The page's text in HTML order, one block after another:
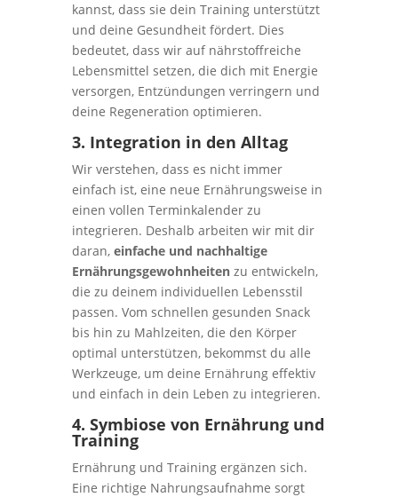
kannst, dass sie dein Training unterstützt
und deine Gesundheit fördert. Dies
bedeutet, dass wir auf nährstoffreiche
Lebensmittel setzen, die dich mit Energie
versorgen, Entzündungen verringern und
deine Regeneration optimieren.
3. Integration in den Alltag
Wir verstehen, dass es nicht immer
einfach ist, eine neue Ernährungsweise in
einen vollen Terminkalender zu
integrieren. Deshalb arbeiten wir mit dir
daran, einfache und nachhaltige
Ernährungsgewohnheitenzu entwickeln,
die zu deinem individuellen Lebensstil
passen. Vom schnellen gesunden Snack
bis hin zu Mahlzeiten, die den Körper
optimal unterstützen, bekommst du alle
Werkzeuge, um deine Ernährung effektiv
und einfach in dein Leben zu integrieren.
4. Symbiose von Ernährung und
Training
Ernährung und Training ergänzen sich.
Eine richtige Nahrungsaufnahme sorgt